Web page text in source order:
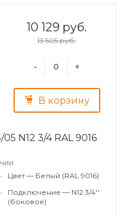
10 129 руб.
13 505 руб.
- +
В корзину
N12 3/4 RAL 9016
•
Цвет — Белый (RAL 9016)
•
Подключение — N12 3/4''
(боковое)